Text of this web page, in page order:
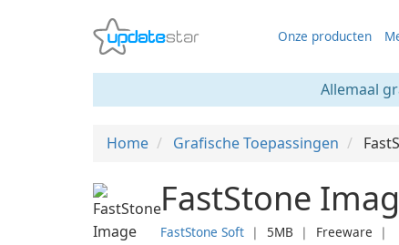
Onze producten
Allemaal
Home Grafische Toepassingen
FastStone
FastStone Soft ❘ 5MB ❘ Freeware ❘